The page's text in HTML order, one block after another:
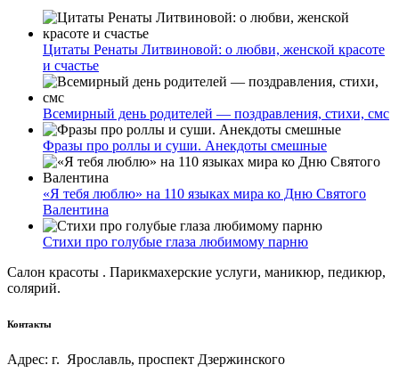
Цитаты Ренаты Литвиновой: о любви, женской красоте
и счастье
Всемирный день родителей — поздравления, стихи, смс
Фразы про роллы и суши. Анекдоты смешные
«Я тебя люблю» на 110 языках мира ко Дню Святого
Валентина
Стихи про голубые глаза любимому парню
Салон красоты . Парикмахерские услуги, маникюр, педикюр,
солярий.
Контакты
Адрес: г. Ярославль, проспект Дзержинского